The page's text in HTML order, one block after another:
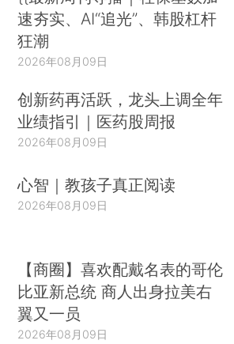
速夯实、AI“追光”、韩股杠杆
狂潮
2026年08月09日
创新药再活跃，龙头上调全年
业绩指引｜医药股周报
2026年08月09日
心智｜教孩子真正阅读
2026年08月09日
【商圈】喜欢配戴名表的哥伦
比亚新总统 商人出身拉美右
翼又一员
2026年08月09日